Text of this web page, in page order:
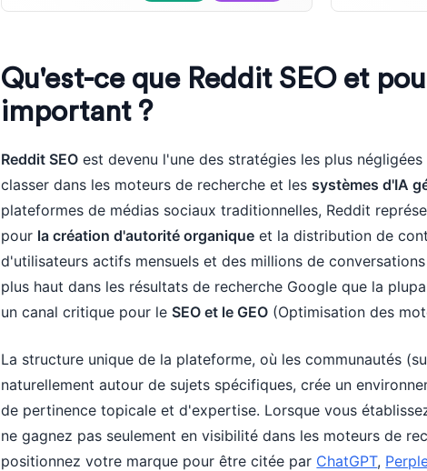
Qu'est-ce que Reddit SEO et
important ?
Reddit SEO est devenu l'une des stratégies les plus
classer dans les moteurs de recherche et lessystèmes d'IA
plateformes de médias sociaux traditionnelles, Reddit
pour la création d'autorité organique et la distribution de
d'utilisateurs actifs mensuels et des millions de
plus haut dans les résultats de recherche Google que la
un canal critique pour le SEO et le GEO (Optimisation des
La structure unique de la plateforme, où les communautés
naturellement autour de sujets spécifiques, crée un
de pertinence topicale et d'expertise. Lorsque vous
ne gagnez pas seulement en visibilité dans les moteurs de
positionnez votre marque pour être citée par ChatGPT,